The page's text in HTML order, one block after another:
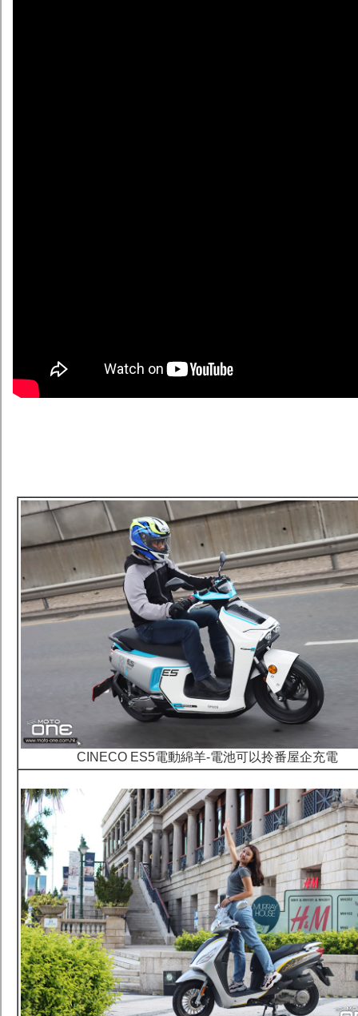
CINECO ES5電動綿羊-電池可以拎番屋企充電